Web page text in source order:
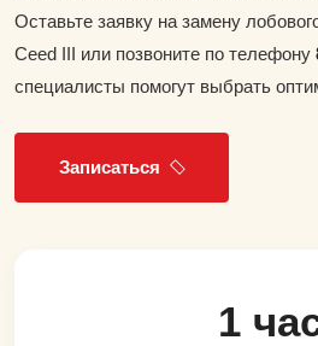
Оставьте заявку на замену
Ceed III или позвоните по телефону
специалисты помогут выбрать
Записаться
1